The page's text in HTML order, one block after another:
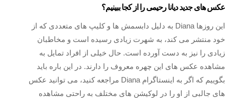
عکس های جدید دیانا رحیمی را از کجا ببینیم؟
این روزها Diana به دلیل دابسمش ها و کلیپ های متعددی که از
خود منتشر می کند، به شهرت زیادی رسیده است و مخاطبان
زیادی را نیز به دست آورده است. حال خیلی از افراد تمایل به
مشاهده عکس های این چهره معروف را دارند. در این باره باید
بگوییم که اگر به اینستاگرام Diana مراجعه کنید، می‌ توانید عکس‌
های جالبی از او را در لوکیشن‌ های مختلف به راحتی مشاهده